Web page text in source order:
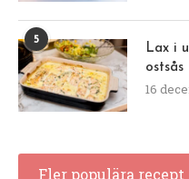
5
Lax i
ostsås
16
Fler populära recept